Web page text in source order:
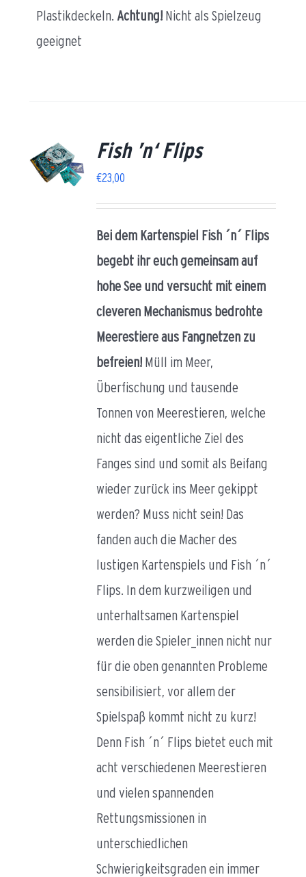
Plastikdeckeln. Achtung! Nicht als Spielzeug
geeignet
Fish ’n‘ Flips
€23,00
Bei dem Kartenspiel Fish ´n´ Flips
begebt ihr euch gemeinsam auf
hohe See und versucht mit einem
cleveren Mechanismus bedrohte
Meerestiere aus Fangnetzen zu
befreien!Müll im Meer,
Überfischung und tausende
Tonnen von Meerestieren, welche
nicht das eigentliche Ziel des
Fanges sind und somit als Beifang
wieder zurück ins Meer gekippt
werden? Muss nicht sein! Das
fanden auch die Macher des
lustigen Kartenspiels und Fish ´n´
Flips. In dem kurzweiligen und
unterhaltsamen Kartenspiel
werden die Spieler_innen nicht nur
für die oben genannten Probleme
sensibilisiert, vor allem der
Spielspaß kommt nicht zu kurz!
Denn Fish ´n´ Flips bietet euch mit
acht verschiedenen Meerestieren
und vielen spannenden
Rettungsmissionen in
unterschiedlichen
Schwierigkeitsgraden ein immer